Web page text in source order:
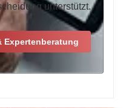
unterstützt.
Expertenberatung